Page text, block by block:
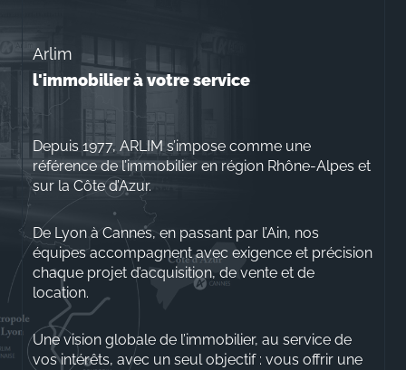
Arlim
l'immobilier à votre service
Depuis 1977, ARLIM s’impose comme une
référence de l’immobilier en région Rhône-Alpes et
sur la Côte d’Azur.
De Lyon à Cannes, en passant par l’Ain, nos
équipes accompagnent avec exigence et précision
chaque projet d’acquisition, de vente et de
location.
Une vision globale de l’immobilier, au service de
vos intérêts, avec un seul objectif : vous offrir une